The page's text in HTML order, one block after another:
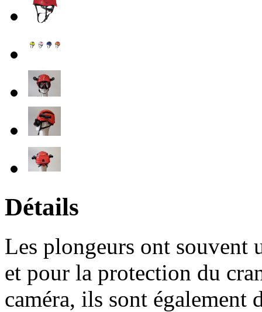
Détails
Les plongeurs ont souvent
et pour la protection du
caméra, ils sont également